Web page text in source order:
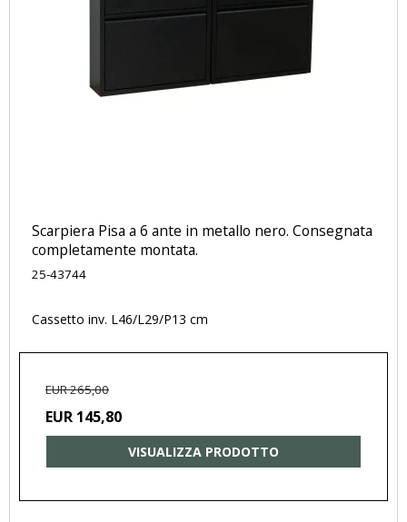
Scarpiera Pisa a 6 ante in metallo nero. Consegnata
completamente montata.
25-43744
Cassetto inv. L46/L29/P13 cm
EUR 265,00
EUR 145,80
VISUALIZZA PRODOTTO